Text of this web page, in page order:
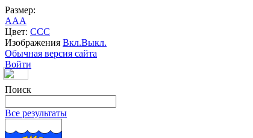
Размер:
AAA
Цвет: CCC
Изображения Вкл.Выкл.
Обычная версия сайта
Войти
Поиск
Все результаты